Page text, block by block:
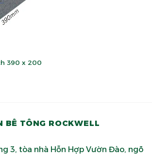
390 x 200
BÊ TÔNG ROCKWELL
3, tòa nhà Hỗn Hợp Vườn Đào, ngõ